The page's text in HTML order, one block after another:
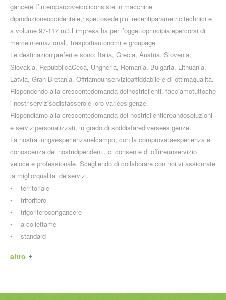
gancere.L’interoparcoveicoliconsiste in macchine
diproduzioneoccidentale,rispettosedeipiu’ recentiparametricitechnici e
a volume 97-117 m3.L’impresa ha per l’oggettoprincipialepercorsi di
merceinternazionali, trasportiautonomi e groupage.
Le destinazionipreferite sono: Italia, Grecia, Austria, Slovenia,
Slovakia, RepubblicaCeca, Ungheria, Romania, Bulgaria, Lithuania,
Latvia, Gran Bretania. Offriamounservizioaffiddabile e di ottimaqualità.
Rispondendo alla crescentedomanda deinostriclienti, facciamotuttoche
i nostriservizisodisfasserole loro varieesigenze.
Rispondiamo alla crescentedomanda dei nostriclienticreandosoluzioni
e servizipersonalizzati, in grado di soddisfarediverseesigenze.
La nostra lungaesperienzanelcampo, con la comprovataesperienza e
conoscenza dei nostridipendenti, ci consente di offrireunservizio
veloce e professionale. Scegliendo di collaborare con noi vi assicurate
la migliorqualita’ deiservizi.
• territoriale
• friforifero
• frigoriferocongancere
• a collettame
• standard
altro